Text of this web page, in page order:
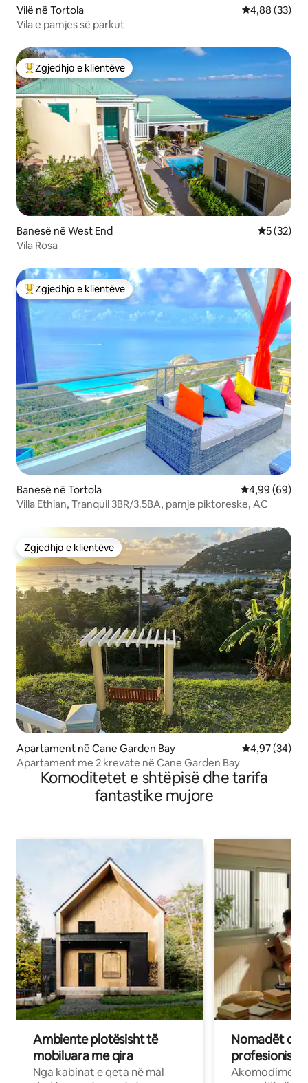
Vilë në Tortola Vlerësimi
4,88 (33)
Vila e pamjes së parkut
Më të mirat e zgjedhjeve të klientëve
Zgjedhja e klientëve
Banesë në West End Vlerësimi
5 (32)
Vila Rosa
Më të mirat e zgjedhjeve të klientëve
Zgjedhja e klientëve
Banesë në Tortola Vlerësimi
4,99 (69)
Villa Ethian, Tranquil 3BR/3.5BA, pamje piktoreske, AC
Zgjedhja e klientëve
Zgjedhja e klientëve
Apartament në Cane Garden Bay Vlerësimi
4,97 (34)
Apartament me 2 krevate në Cane Garden Bay
Komoditetet e shtëpisë dhe tarifa
fantastike mujore
Ambiente plotësisht të
mobiluara me qira
Nga kabinat e qeta në mal
Nomadët
Akomodime